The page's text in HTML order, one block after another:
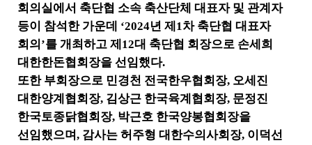
합
니
다
회의실에서 축단협 소속 축산단체 대표자 및 관계자
등이 참석한 가운데 ‘2024년 제 1 차 축단협 대표자
회의 ’를 개최하고 제 12대 축단협 회장으로 손세희
대한한돈협회장을 선임했다.
또한 부회장으로 민경천 전국한우협회장, 오세진
대한양계협회장, 김상근 한국육계협회장, 문정진
한국토종닭협회장, 박근호 한국양봉협회장을
선임했으며, 감사는 허주형 대한수의사회장, 이덕선